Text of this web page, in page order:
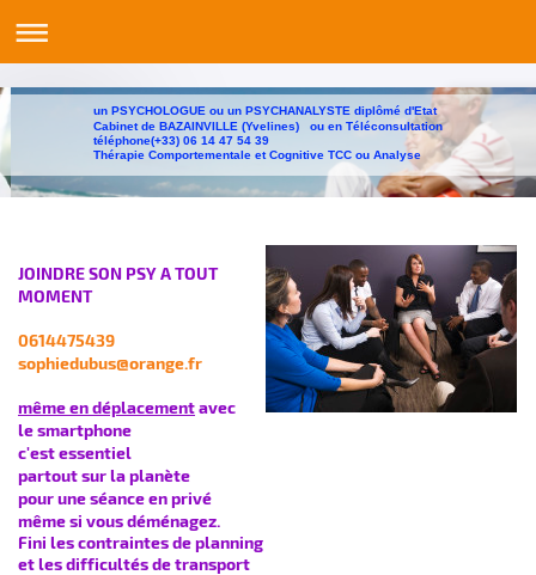
un PSYCHOLOGUE ou un PSYCHANALYSTE diplômé d'Etat
Cabinet de BAZAINVILLE (Yvelines) ou en Téléconsultation
téléphone(+33) 06 14 47 54
Thérapie Comportementale et Cognitive TCC
JOINDRE SON PSY A TOUT
MOMENT
0614475439
sophiedubus@orange.fr
même en déplacementavec
le smartphone
c'est essentiel
partout sur la planète
pour une séance en privé
même si vous déménagez.
Fini les contraintes de planning
et les difficultés de transport